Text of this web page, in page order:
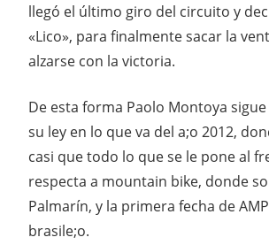
llegó el último giro del circuito y
«Lico», para finalmente sacar la
alzarse con la victoria.
De esta forma Paolo Montoya
su ley en lo que va del a;o 2012,
casi que todo lo que se le pone al
respecta a mountain bike, donde
Palmarín, y la primera fecha de
brasile;o.